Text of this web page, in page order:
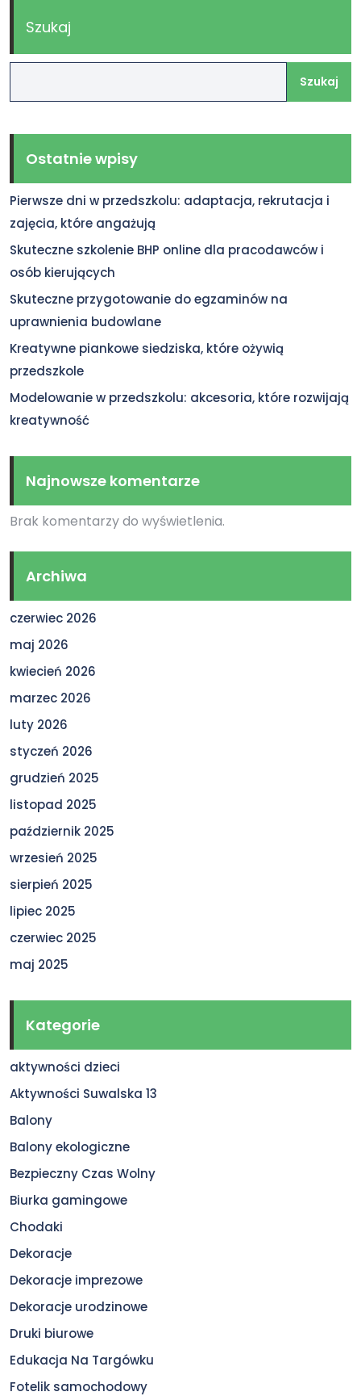
Szukaj
Szukaj
Ostatnie wpisy
Pierwsze dni w przedszkolu: adaptacja, rekrutacja i
zajęcia, które angażują
Skuteczne szkolenie BHP online dla pracodawców i
osób kierujących
Skuteczne przygotowanie do egzaminów na
uprawnienia budowlane
Kreatywne piankowe siedziska, które ożywią
przedszkole
Modelowanie w przedszkolu: akcesoria, które rozwijają
kreatywność
Najnowsze komentarze
Brak komentarzy do wyświetlenia.
Archiwa
czerwiec 2026
maj 2026
kwiecień 2026
marzec 2026
luty 2026
styczeń 2026
grudzień 2025
listopad 2025
październik 2025
wrzesień 2025
sierpień 2025
lipiec 2025
czerwiec 2025
maj 2025
Kategorie
aktywności dzieci
Aktywności Suwalska 13
Balony
Balony ekologiczne
Bezpieczny Czas Wolny
Biurka gamingowe
Chodaki
Dekoracje
Dekoracje imprezowe
Dekoracje urodzinowe
Druki biurowe
Edukacja Na Targówku
Fotelik samochodowy